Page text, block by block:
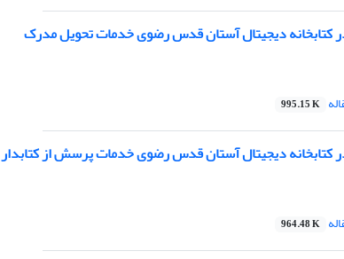
کتابخانه دیجیتال آستان قدس رضوی خدمات تحویل مدرک
995.15 K
کتابخانه دیجیتال آستان قدس رضوی خدمات پرسش از کتابدار
964.48 K